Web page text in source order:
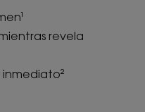
revela
inmediato²